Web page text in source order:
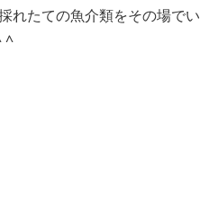
れたての魚介類をその場でい
^